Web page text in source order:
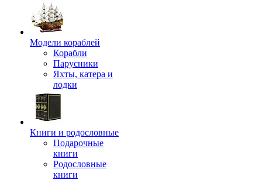
Модели кораблей
Корабли
Парусники
Яхты, катера и
лодки
Книги и родословные
Подарочные
книги
Родословные
книги